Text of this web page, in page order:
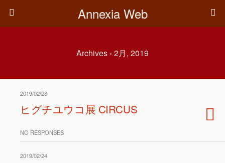
Annexia Web
Archives › 2月, 2019
2019/02/28
ヒグチユウコ展 CIRCUS
NO RESPONSES
2019/02/24